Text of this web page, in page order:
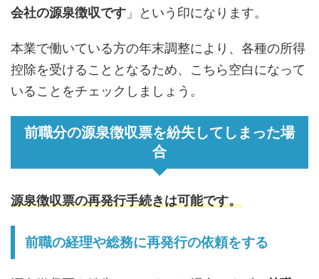
会社の源泉徴収です 」という印になります。
本業で働いている方の年末調整により、各種の所得
控除を受けることとなるため、こちら空白になって
いることをチェックしましょう。
前職分の源泉徴収票を紛失してしまった場
合
源泉徴収票の再発行手続きは可能です。
前職の経理や総務に再発行の依頼をする